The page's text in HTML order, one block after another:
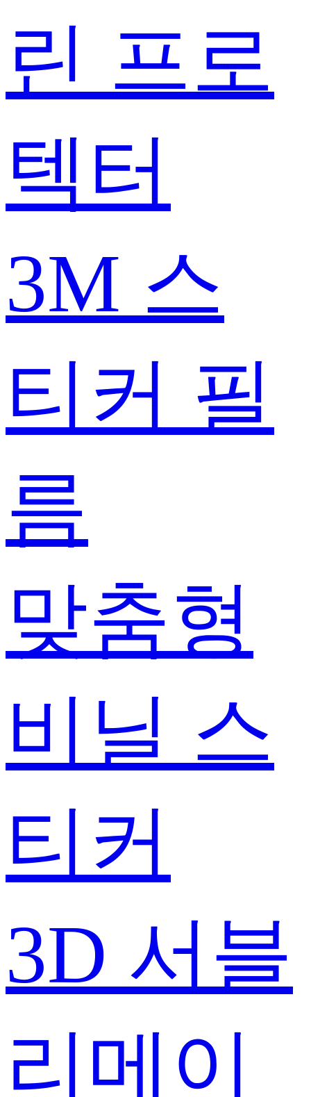
린 프로
텍터
3M 스
티커 필
름
맞춤형
비닐 스
티커
3D 서블
리메이